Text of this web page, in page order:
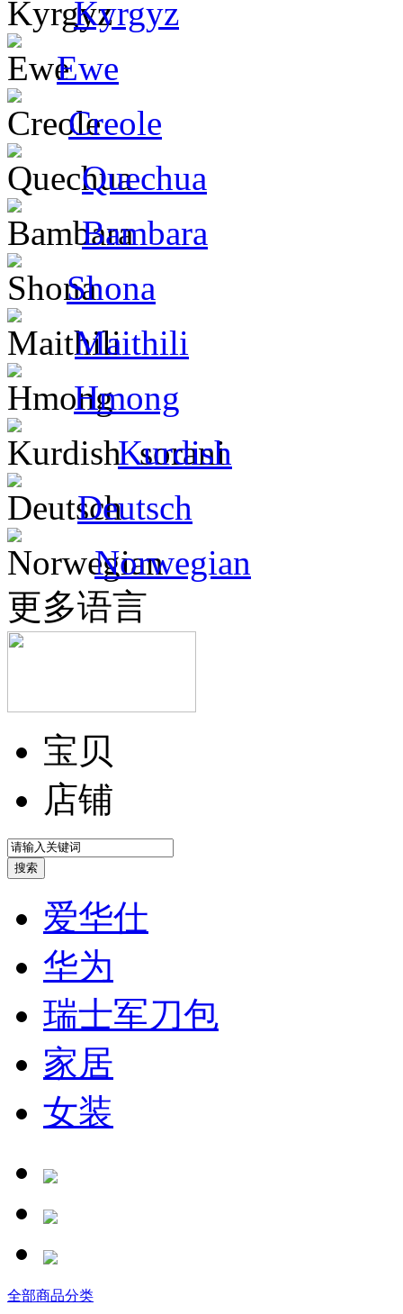
Kyrgyz
Ewe
Creole
Quechua
Bambara
Shona
Maithili
Hmong
Kurdish
Deutsch
Norwegian
更多语言
宝贝
店铺
爱华仕
华为
瑞士军刀包
家居
女装
全部商品分类